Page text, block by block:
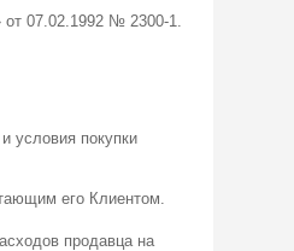
от 07.02.1992 № 2300-1.
условия покупки
его Клиентом.
продавца на